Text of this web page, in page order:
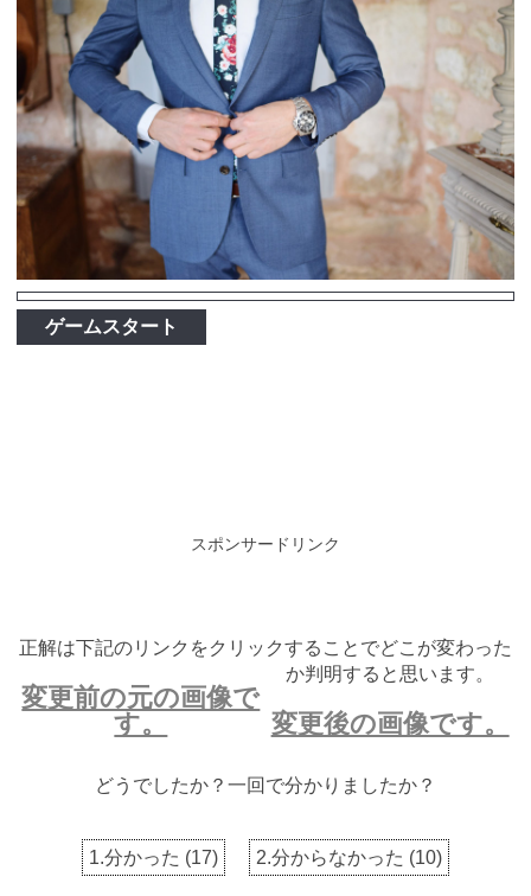
ゲームスタート
スポンサードリンク
正解は下記のリンクをクリックすることでどこが変わった
か判明すると思います。
変更前の元の画像で
す。
変更後の画像です。
どうでしたか？一回で分かりましたか？
1.分かった (17) 2.分からなかった (10)